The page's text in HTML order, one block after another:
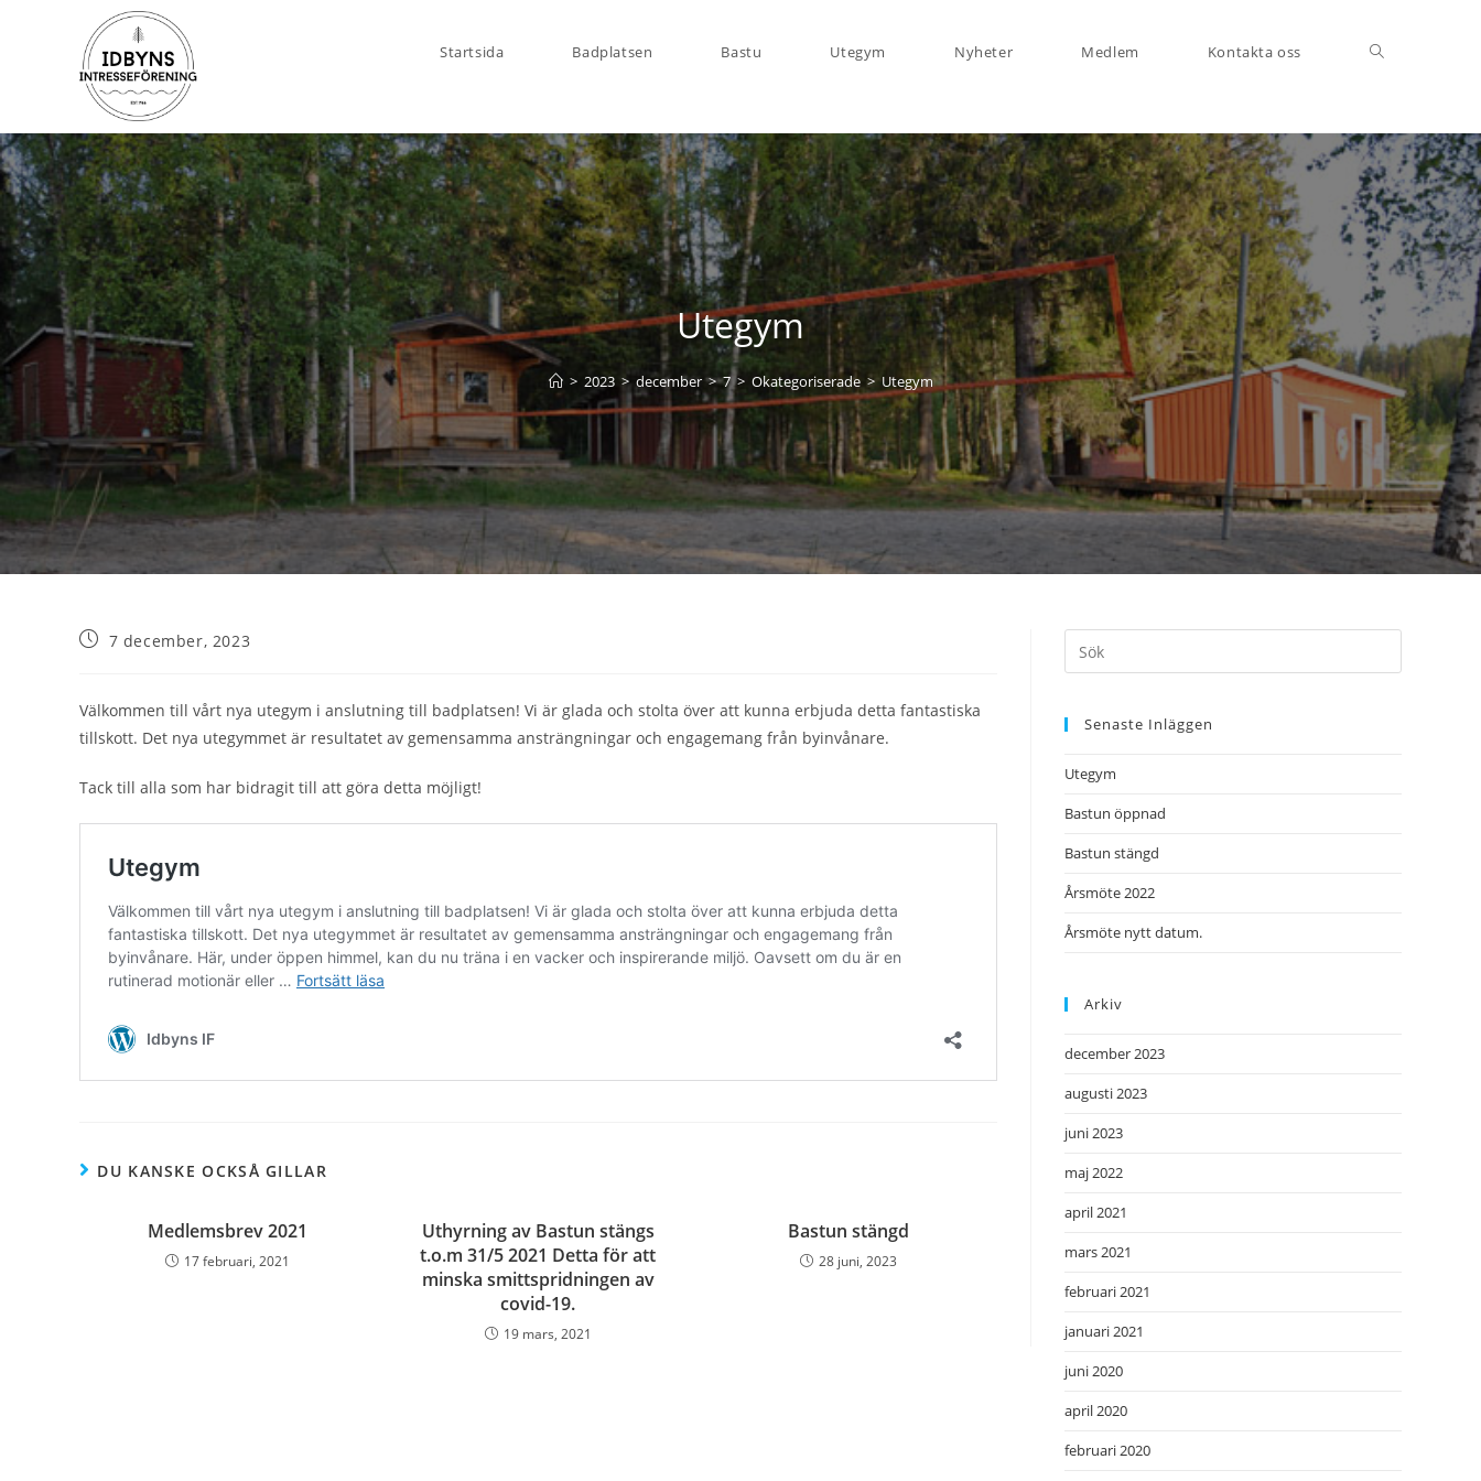
Startsida Badplatsen Bastu Utegym Nyheter Medlem Kontakta oss
Utegym
> 2023 > december > 7 > Okategoriserade > Utegym
7 december, 2023
Välkommen till vårt nya utegym i anslutning till badplatsen! Vi är glada och stolta över att kunna erbjuda detta fantastiska
tillskott. Det nya utegymmet är resultatet av gemensamma ansträngningar och engagemang från byinvånare.
Tack till alla som har bidragit till att göra detta möjligt!
DU KANSKE OCKSÅ GILLAR
Medlemsbrev 2021
17 februari, 2021
Uthyrning av Bastun stängs
t.o.m 31/5 2021 Detta för att
minska smittspridningen av
covid-19.
19 mars, 2021
Bastun stängd
28 juni, 2023
Senaste Inläggen
Utegym
Bastun öppnad
Bastun stängd
Årsmöte 2022
Årsmöte nytt datum.
Arkiv
december 2023
augusti 2023
juni 2023
maj 2022
april 2021
mars 2021
februari 2021
januari 2021
juni 2020
april 2020
februari 2020